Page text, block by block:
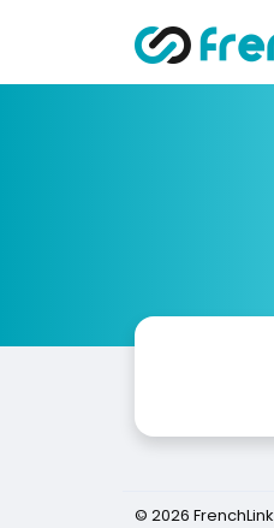
© 2026 FrenchLink